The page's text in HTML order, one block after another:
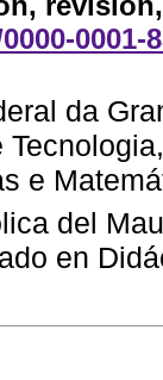
0001-
da
e
del
en